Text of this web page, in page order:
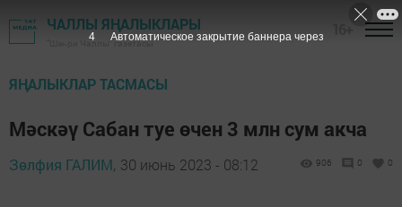
ЧАЛЛЫ ЯҢАЛЫКЛАРЫ
"Шәһри Чаллы" газетасы
ЯҢАЛЫКЛАР ТАСМАСЫ
Мәскәү Сабан туе өчен 3 млн сум акча
Зөлфия ГАЛИМ, 30 июнь 2023 - 08:12 906 0 0
2 Автоматическое закрытие баннера через